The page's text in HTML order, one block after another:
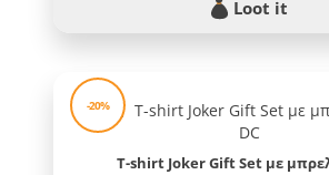
Loot it
-20%
T-shirt Joker Gift Set με